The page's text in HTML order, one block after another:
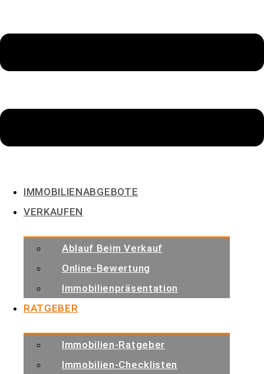
IMMOBILIENABGEBOTE
VERKAUFEN
Ablauf Beim Verkauf
Online-Bewertung
Immobilienpräsentation
RATGEBER
Immobilien-Ratgeber
Immobilien-Checklisten
ZUM RATGEBER
3. Fakten und Begriffe —